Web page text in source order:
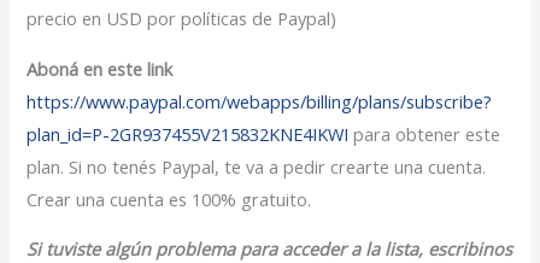
precio en USD por políticas de Paypal)
Aboná en este link
https://www.paypal.com/webapps/billing/plans/subscribe?
plan_id=P-2GR937455V215832KNE4IKWI para obtener este
plan. Si no tenés Paypal, te va a pedir crearte una cuenta.
Crear una cuenta es 100% gratuito.
Si tuviste algún problema para acceder a la lista, escribinos